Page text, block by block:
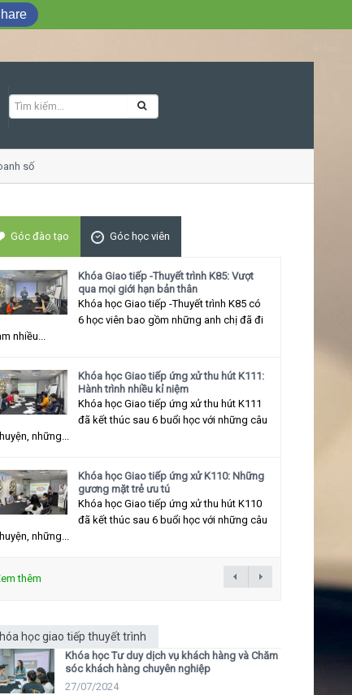
số
Góc đào tạo Góc học viên
Khóa Giao tiếp -Thuyết trình K85: Vượt
qua mọi giới hạn bản thân
Khóa học Giao tiếp -Thuyết trình K85 có
6 học viên bao gồm những anh chị đã đi
nhiều...
Khóa học Giao tiếp ứng xử thu hút K111:
Hành trình nhiều kỉ niệm
Khóa học Giao tiếp ứng xử thu hút K111
đã kết thúc sau 6 buổi học với những câu
những...
Khóa học Giao tiếp ứng xử K110: Những
gương mặt trẻ ưu tú
Khóa học Giao tiếp ứng xử thu hút K110
đã kết thúc sau 6 buổi học với những câu
những...
thêm
học giao tiếp thuyết trình
Khóa học Tư duy dịch vụ khách hàng và Chăm
sóc khách hàng chuyên nghiệp
27/07/2024